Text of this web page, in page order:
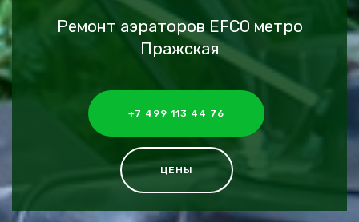
Ремонт аэраторов EFCO метро
Пражская
+7 499 113 44 76
ЦЕНЫ